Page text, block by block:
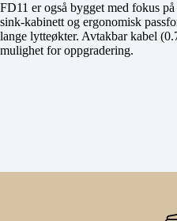
FD11 er også bygget med fokus
sink-kabinett og ergonomisk
lange lytteøkter. Avtakbar kabel
mulighet for oppgradering.